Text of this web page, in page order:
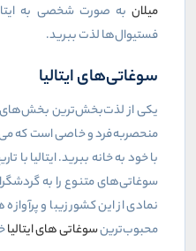
میلان به صورت شخصی به
فستیوال‌ها لذت ببرید.
سوغاتی‌های ایتالیا
یکی از لذت‌بخش‌ترین بخش‌های
منحصربه‌فرد و خاصی است که
با خود به خانه ببرید. ایتالیا
سوغاتی‌های متنوع را به
نمادی از این کشور زیبا و
محبوب‌ترینسوغاتی‌ های ایتالیا